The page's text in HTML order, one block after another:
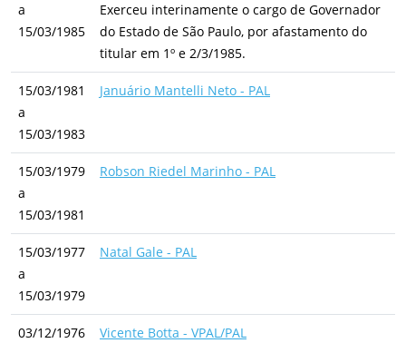
a
15/03/1985
Exerceu interinamente o cargo de Governador
do Estado de São Paulo, por afastamento do
titular em 1º e 2/3/1985.
15/03/1981
a
15/03/1983
Januário Mantelli Neto - PAL
15/03/1979
a
15/03/1981
Robson Riedel Marinho - PAL
15/03/1977
a
15/03/1979
Natal Gale - PAL
03/12/1976
Vicente Botta - VPAL/PAL